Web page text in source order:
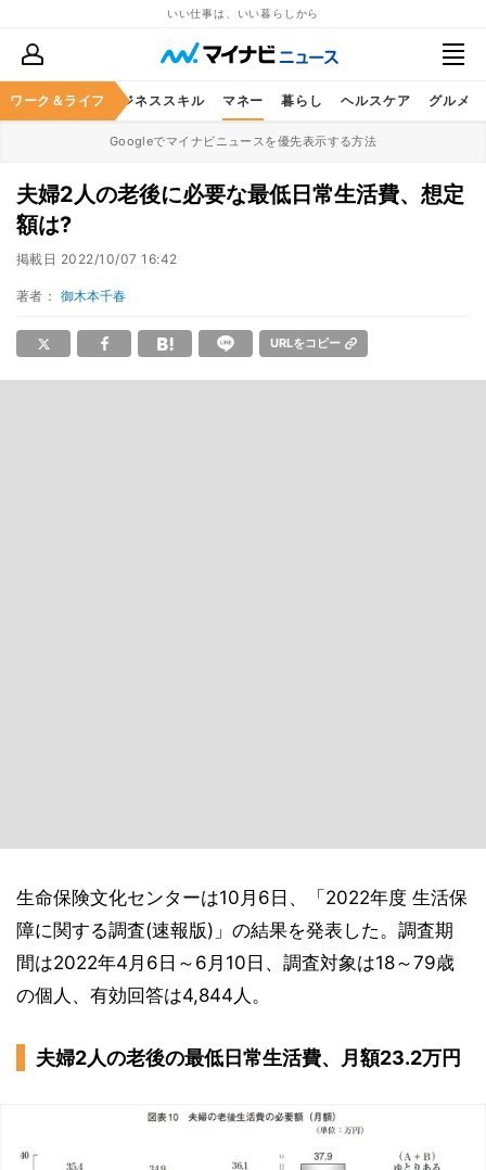
いい仕事は、いい暮らしから
ワーク＆ライフ
キャリア ビジネススキル マネー 暮らし ヘルスケア グルメ
Googleでマイナビニュースを優先表示する方法
夫婦2人の老後に必要な最低日常生活費、想定
額は?
掲載日 2022/10/07 16:42
著者： 御木本千春
URLをコピー
生命保険文化センターは10月6日、「2022年度 生活保
障に関する調査(速報版)」の結果を発表した。調査期
間は2022年4月6日～6月10日、調査対象は18～79歳
の個人、有効回答は4,844人。
夫婦2人の老後の最低日常生活費、月額23.2万円